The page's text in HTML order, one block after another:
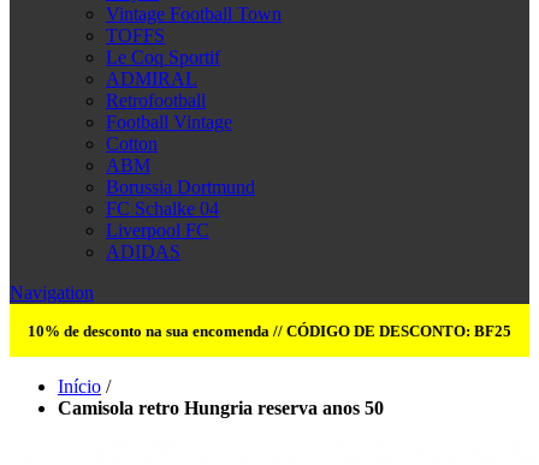
Vintage Football Town
TOFFS
Le Coq Sportif
ADMIRAL
Retrofootball
Football Vintage
Cotton
ABM
Borussia Dortmund
FC Schalke 04
Liverpool FC
ADIDAS
Navigation
10% de desconto na sua encomenda // CÓDIGO DE DESCONTO: BF25
Início /
Camisola retro Hungria reserva anos 50